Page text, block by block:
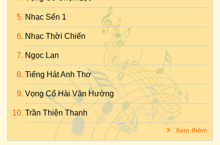
Nhạc Sến 1
Nhạc Thời Chiến
Ngọc Lan
Tiếng Hát Anh Thơ
Vọng Cổ Hài Văn Hường
Trần Thiện Thanh
Xem thêm